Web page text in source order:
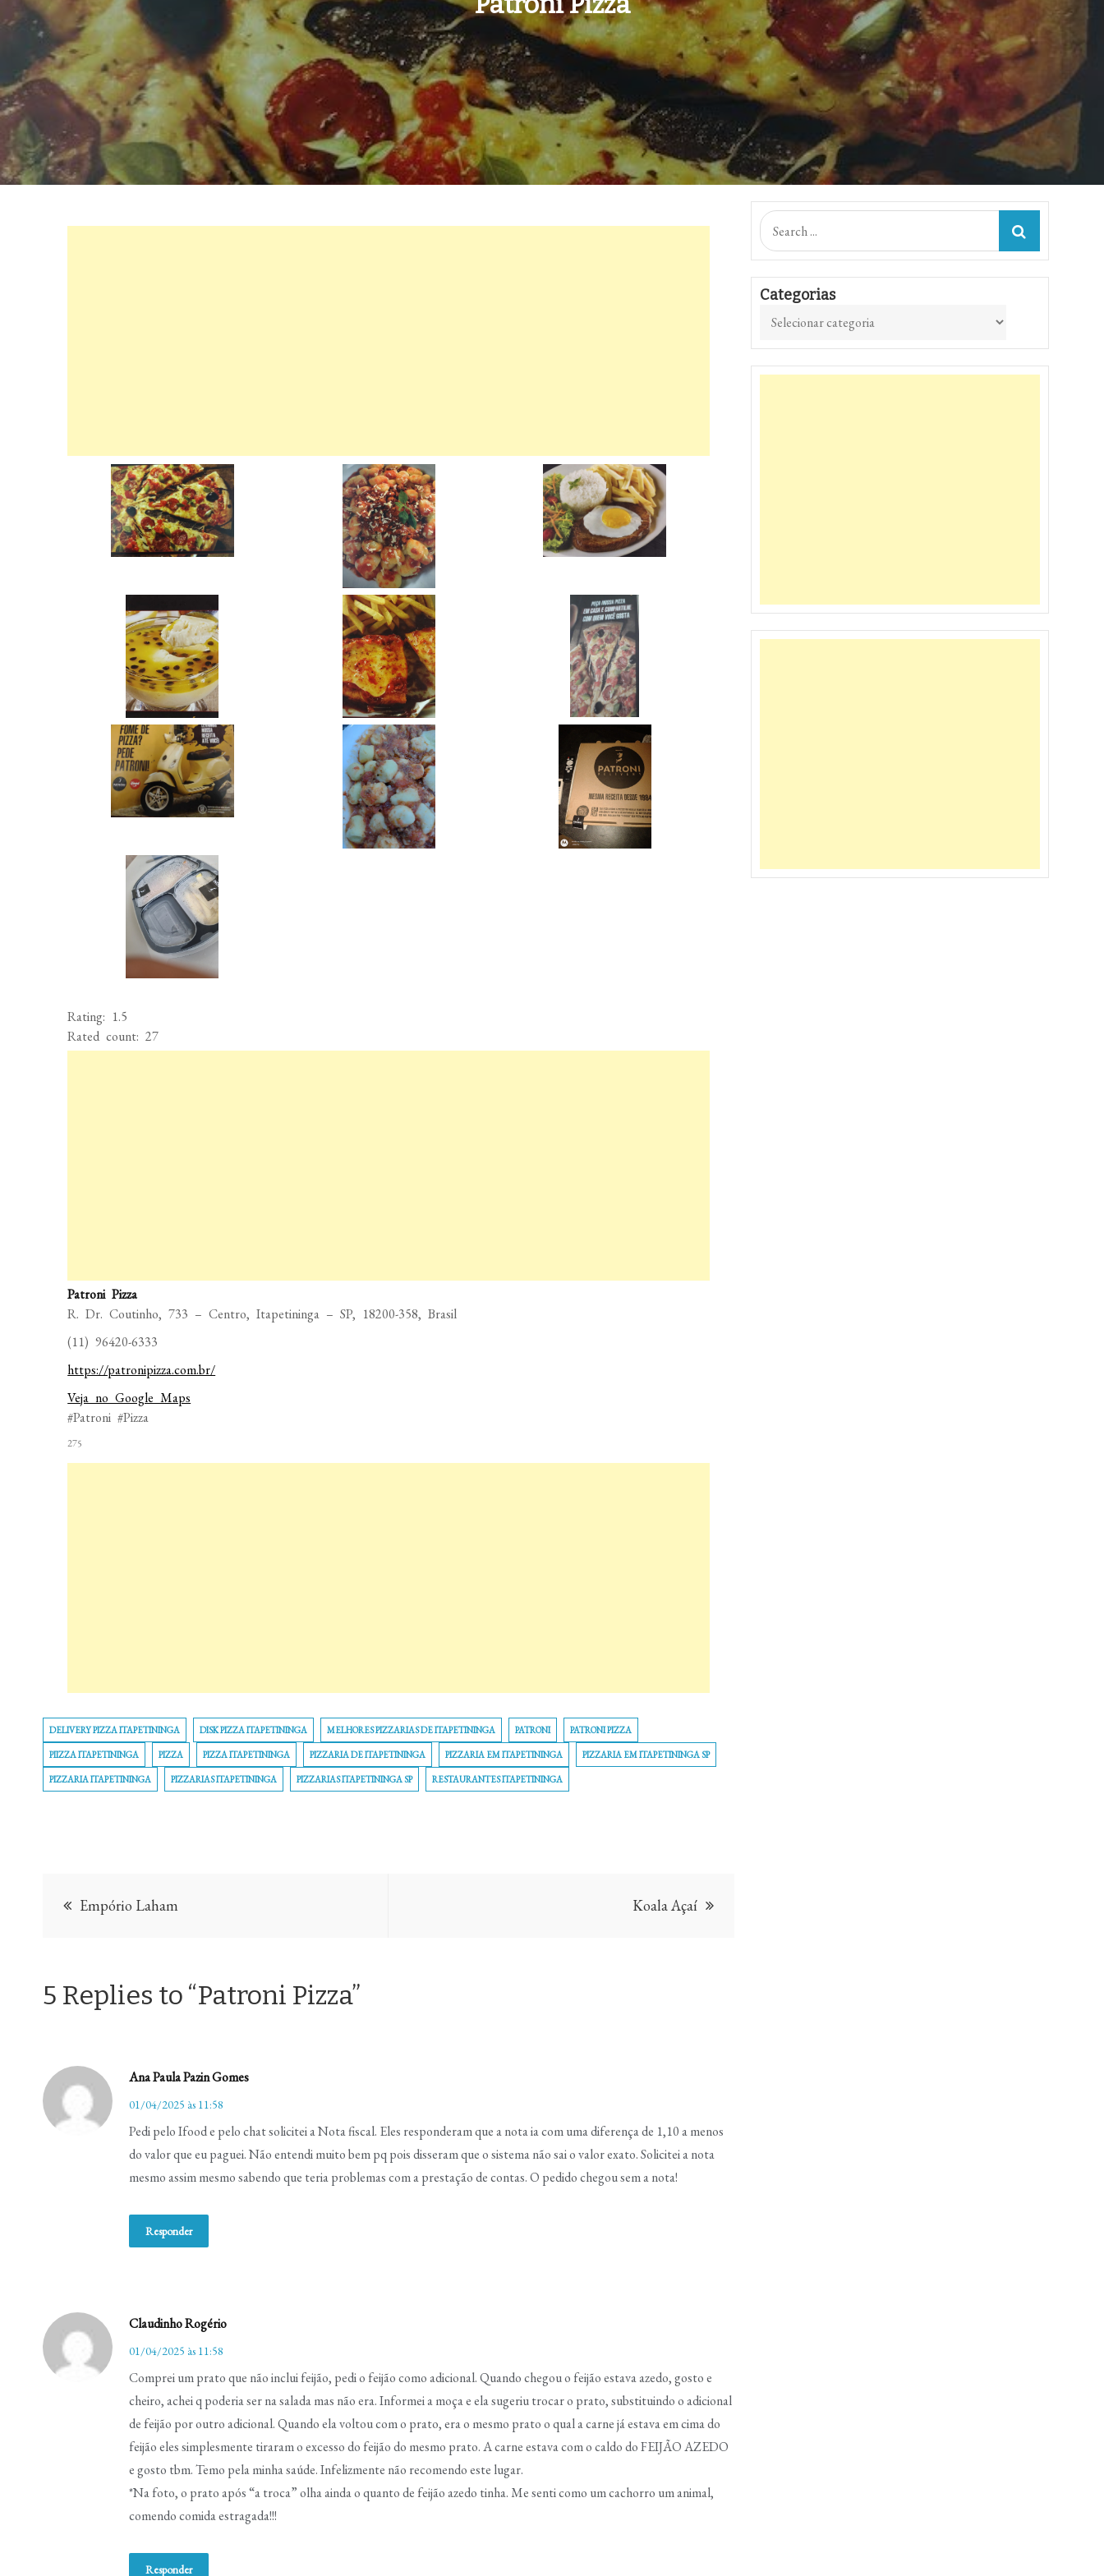
Rating: 1.5
Rated count: 27
Patroni Pizza
R. Dr. Coutinho, 733 – Centro, Itapetininga – SP, 18200-358, Brasil
(11) 96420-6333
https://patronipizza.com.br/
Veja no Google Maps
#Patroni #Pizza
275
DELIVERY PIZZA ITAPETININGA DISK PIZZA ITAPETININGA MELHORES PIZZARIAS DE ITAPETININGA PATRONI PATRONI PIZZA
PIIZZA ITAPETININGA PIZZA PIZZA ITAPETININGA PIZZARIA DE ITAPETININGA PIZZARIA EM ITAPETININGA PIZZARIA EM ITAPETININGA SP
PIZZARIA ITAPETININGA PIZZARIAS ITAPETININGA PIZZARIAS ITAPETININGA SP RESTAURANTES ITAPETININGA
Navegação
Post
Empório Laham Koala Açaí
5 Replies to “Patroni Pizza”
Ana Paula Pazin Gomes
01/04/2025 às 11:58
Pedi pelo Ifood e pelo chat solicitei a Nota fiscal. Eles responderam que a nota ia com uma diferença de 1,10 a menos
do valor que eu paguei. Não entendi muito bem pq pois disseram que o sistema não sai o valor exato. Solicitei a nota
mesmo assim mesmo sabendo que teria problemas com a prestação de contas. O pedido chegou sem a nota!
Responder
Claudinho Rogério
01/04/2025 às 11:58
Comprei um prato que não inclui feijão, pedi o feijão como adicional. Quando chegou o feijão estava azedo, gosto e
cheiro, achei q poderia ser na salada mas não era. Informei a moça e ela sugeriu trocar o prato, substituindo o adicional
de feijão por outro adicional. Quando ela voltou com o prato, era o mesmo prato o qual a carne já estava em cima do
feijão eles simplesmente tiraram o excesso do feijão do mesmo prato. A carne estava com o caldo do FEIJÃO AZEDO
e gosto tbm. Temo pela minha saúde. Infelizmente não recomendo este lugar.
*Na foto, o prato após “a troca” olha ainda o quanto de feijão azedo tinha. Me senti como um cachorro um animal,
comendo comida estragada!!!
Responder
Search
for:
Categorias
Categorias